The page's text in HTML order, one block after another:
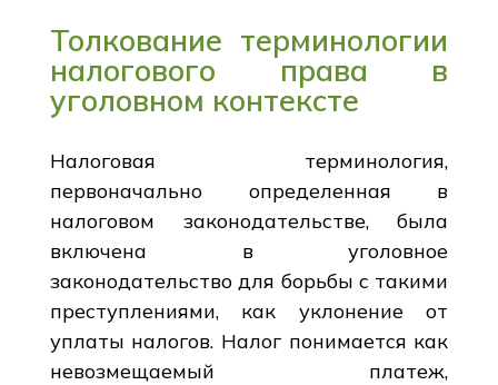
Толкование терминологии
налогового права в
уголовном контексте
Налоговая терминология,
первоначально определенная в
налоговом законодательстве, была
включена в уголовное
законодательство для борьбы с такими
преступлениями, как уклонение от
уплаты налогов. Налог понимается как
невозмещаемый платеж,